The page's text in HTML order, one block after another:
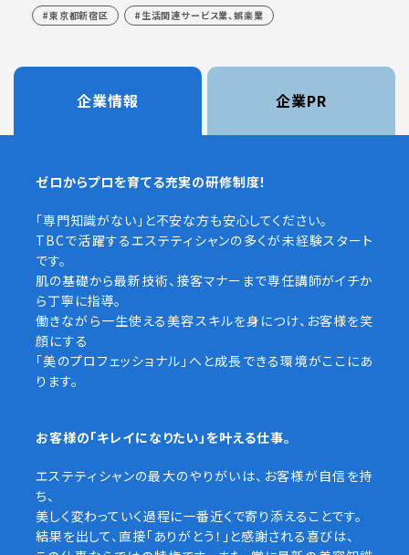
東京都新宿区 生活関連サービス業、娯楽業
企業情報 企業PR
ゼロからプロを育てる充実の研修制度！
「専門知識がない」と不安な方も安心してください。
TBCで活躍するエステティシャンの多くが未経験スタート
です。
肌の基礎から最新技術、接客マナーまで専任講師がイチか
ら丁寧に指導。
働きながら一生使える美容スキルを身につけ、お客様を笑
顔にする
「美のプロフェッショナル」へと成長できる環境がここにあ
ります。
お客様の「キレイになりたい」を叶える仕事。
エステティシャンの最大のやりがいは、お客様が自信を持
ち、
美しく変わっていく過程に一番近くで寄り添えることです。
結果を出して、直接「ありがとう！」と感謝される喜びは、